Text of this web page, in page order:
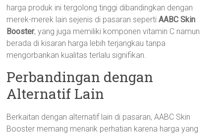
harga produk ini tergolong tinggi dibandingkan dengan
merek-merek lain sejenis di pasaran sepertiAABC Skin
Booster, yang juga memiliki komponen vitamin C namun
berada di kisaran harga lebih terjangkau tanpa
mengorbankan kualitas terlalu signifikan.
Perbandingan dengan
Alternatif Lain
Berkaitan dengan alternatif lain di pasaran, AABC Skin
Booster memang menarik perhatian karena harga yang